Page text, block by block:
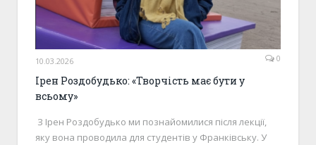
10.03.2026 0
Ірен Роздобудько: «Творчість має бути у
всьому»
З Ірен Роздобудько ми познайомилися після лекції,
яку вона проводила для студентів у Франківську. У